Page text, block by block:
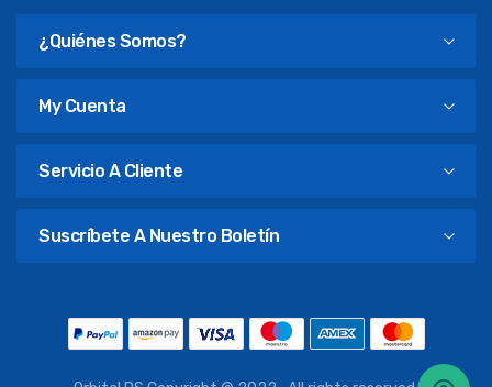
¿Quiénes Somos?
My Cuenta
Servicio A Cliente
Suscríbete A Nuestro Boletín